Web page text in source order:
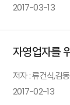
2017-03-13
자영업자를
저자 : 류건식,김
2017-02-13